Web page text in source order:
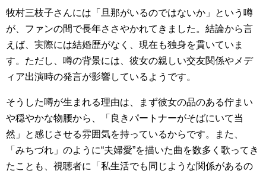
牧村三枝子さんには「旦那がいるのではないか」という噂
が、ファンの間で長年ささやかれてきました。結論から言
えば、実際には結婚歴がなく、現在も独身を貫いていま
す。ただし、噂の背景には、彼女の親しい交友関係やメデ
ィア出演時の発言が影響しているようです。
そうした噂が生まれる理由は、まず彼女の品のある佇まい
や穏やかな物腰から、「良きパートナーがそばにいて当
然」と感じさせる雰囲気を持っているからです。また、
「みちづれ」のように“夫婦愛”を描いた曲を数多く歌ってき
たことも、視聴者に「私生活でも同じような関係があるの